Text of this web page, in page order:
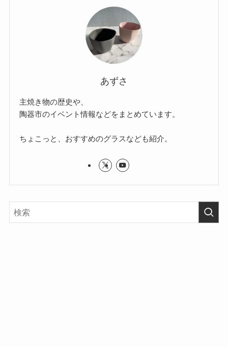
あずさ
主焼き物の歴史や、
陶器市のイベント情報などをまとめています。
ちょこっと、おすすめのグラスなども紹介。